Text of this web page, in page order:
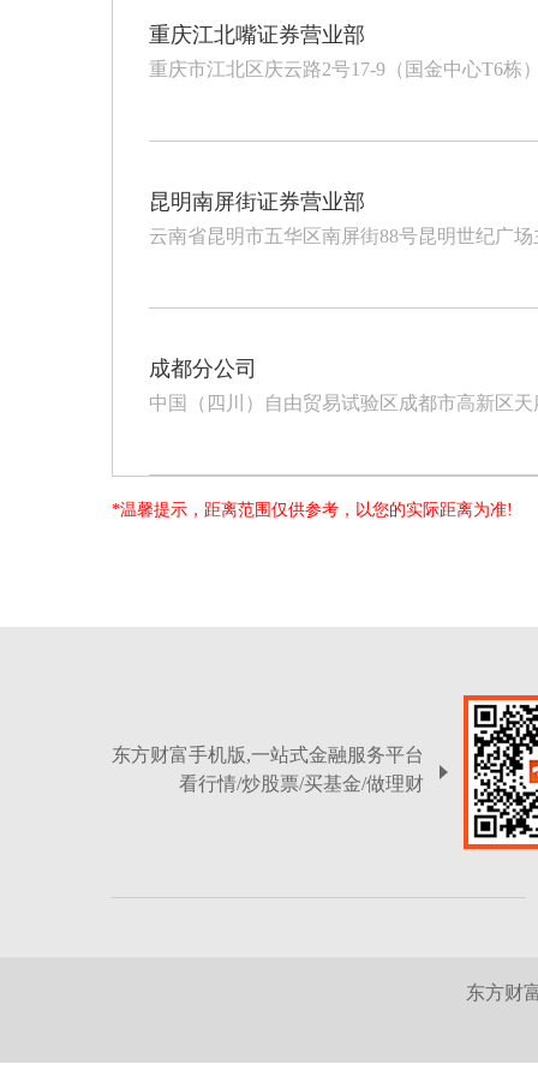
重庆江北嘴证券营业部
重庆市江北区庆云路2号17-9（国金中心T6栋
昆明南屏街证券营业部
云南省昆明市五华区南屏街88号昆明世纪广场
成都分公司
中国（四川）自由贸易试验区成都市高新区天
*温馨提示，距离范围仅供参考，以您的实际距离为准!
东方财富手机版,一站式金融服务平台
看行情/炒股票/买基金/做理财
东方财